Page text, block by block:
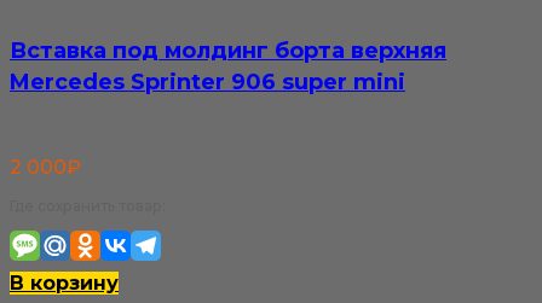
Вставка под молдинг борта верхняя
Mercedes Sprinter 906 super mini
2 000₽
В корзину